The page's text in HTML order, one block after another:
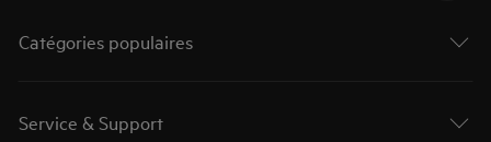
Catégories populaires
Service & Support